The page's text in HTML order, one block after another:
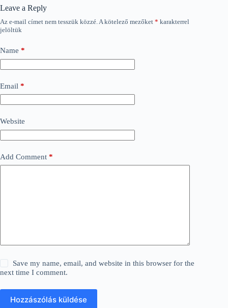
Leave a Reply
Az e-mail címet nem tesszük közzé.A kötelező mezőket * karakterrel
jelöltük
Name *
Email *
Website
Add Comment *
Save my name, email, and website in this browser for the
next time I comment.
Hozzászólás küldése